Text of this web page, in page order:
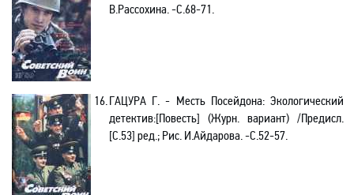
В.Рассохина. -С.68-71.
16.ГАЦУРА Г. - Месть Посейдона: Экологический
детектив:[Повесть] (Журн. вариант) /Предисл.
[С.53] ред.; Рис. И.Айдарова. -С.52-57.